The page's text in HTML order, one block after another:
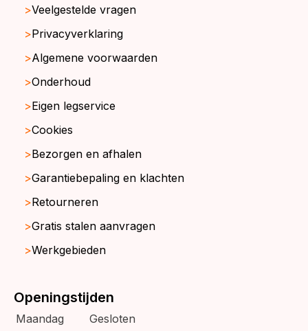
Veelgestelde vragen
Privacyverklaring
Algemene voorwaarden
Onderhoud
Eigen legservice
Cookies
Bezorgen en afhalen
Garantiebepaling en klachten
Retourneren
Gratis stalen aanvragen
Werkgebieden
Openingstijden
Maandag
Gesloten